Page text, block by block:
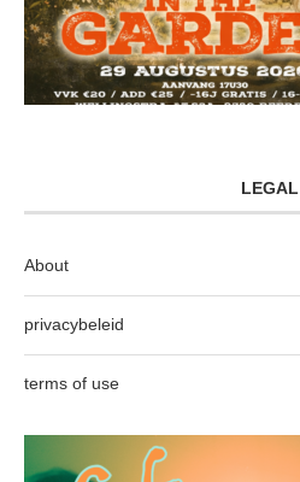
LEGAL
About
privacybeleid
terms of use